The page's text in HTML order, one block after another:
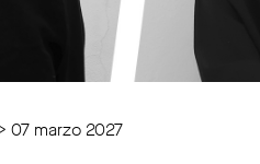
07 marzo 2027